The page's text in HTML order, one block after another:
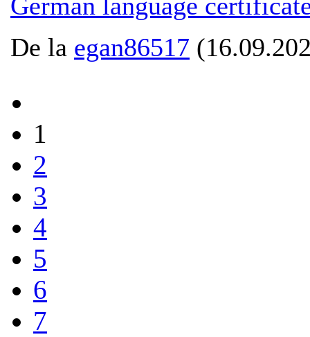
De la egan86517
1
2
3
4
5
6
7